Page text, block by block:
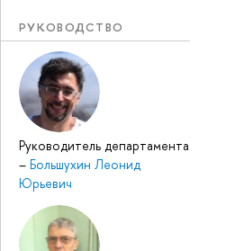
РУКОВОДСТВО
Руководитель департамента
– Большухин Леонид
Юрьевич